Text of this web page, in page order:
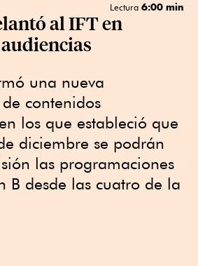
Lectura 6:00 min
al IFT en
una nueva
contenidos
los que estableció que
diciembre se podrán
las programaciones
B desde las cuatro de la